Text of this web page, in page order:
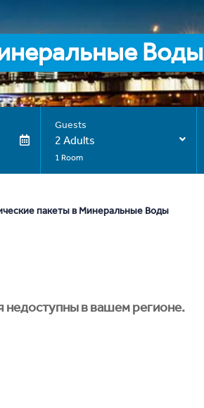
Воды
Guests
2 Adults
1 Room
пакеты в Минеральные Воды
в вашем регионе.